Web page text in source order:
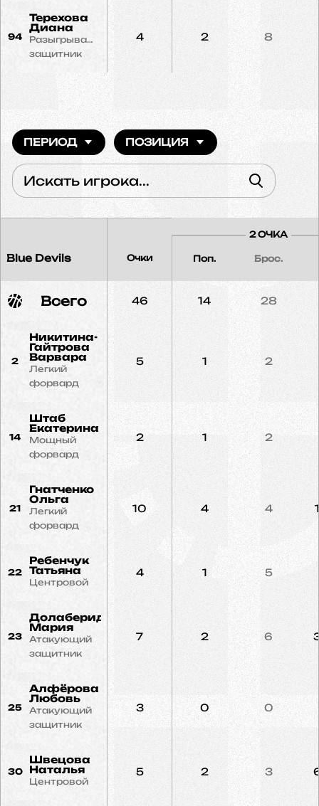
94
Терехова
Диана
Разыгрывающий
защитник
4 2 8
ПЕРИОД ПОЗИЦИЯ
Blue Devils Очки
2 ОЧКА
Поп. Брос.
Всего 46 14 28
2
Никитина-
Гайтрова
Варвара
Легкий
форвард
5 1 2
14
Штаб
Екатерина
Мощный
форвард
2 1 2
21
Гнатченко
Ольга
Легкий
форвард
10 4 4
22
Ребенчук
Татьяна
Центровой
4 1 5
23
Долаберидзе
Мария
Атакующий
защитник
7 2 6
25
Алфёрова
Любовь
Атакующий
защитник
3 0 0
30
Швецова
Наталья
Центровой
5 2 3